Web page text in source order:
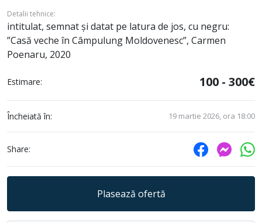
Detalii tehnice:
intitulat, semnat și datat pe latura de jos, cu negru:
”Casă veche în Câmpulung Moldovenesc”, Carmen
Poenaru, 2020
Estimare: 100 - 300€
Încheiată în: 19 martie 2026, ora 18:00
Share:
Plasează ofertă